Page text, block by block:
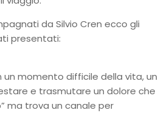
da Silvio Cren ecco gli
presentati:
un momento difficile della vita, un
e trasmutare un dolore che
ma trova un canale per